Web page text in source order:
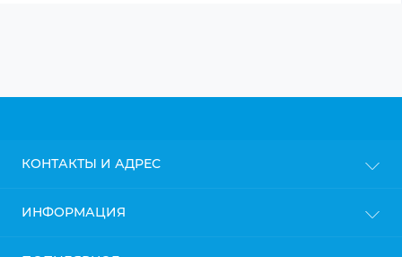
КОНТАКТЫ И АДРЕС
ИНФОРМАЦИЯ